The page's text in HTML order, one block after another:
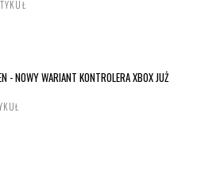
- NOWY WARIANT KONTROLERA XBOX JUŻ